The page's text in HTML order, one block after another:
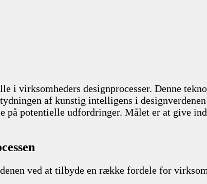
virksomheders designprocesser. Denne
af kunstig intelligens i
potentielle udfordringer. Målet er at give
ved at tilbyde en række fordele for